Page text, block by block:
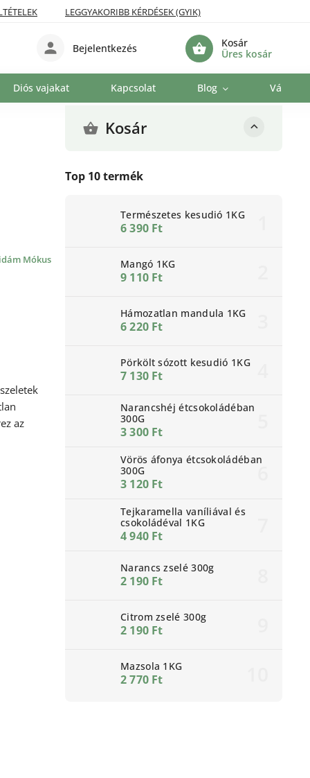
LEGGYAKORIBB KÉRDÉSEK (GYIK)
Kosár
Üres kosár
Bejelentkezés
Diós vajakat Kapcsolat Blog
Kosár
Top 10 termék
Természetes kesudió 1KG
6 390 Ft
Mangó 1KG
9 110 Ft
Hámozatlan mandula 1KG
6 220 Ft
Pörkölt sózott kesudió 1KG
7 130 Ft
Narancshéj étcsokoládéban
300G
3 300 Ft
Vörös áfonya étcsokoládéban
300G
3 120 Ft
Tejkaramella vaníliával és
csokoládéval 1KG
4 940 Ft
Narancs zselé 300g
2 190 Ft
Citrom zselé 300g
2 190 Ft
Mazsola 1KG
2 770 Ft
Mókus
az